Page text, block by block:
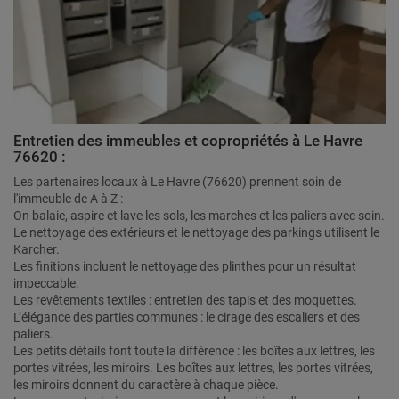
Entretien des immeubles et copropriétés à Le Havre
76620 :
Les partenaires locaux à Le Havre (76620) prennent soin de
l'immeuble de A à Z :
On balaie, aspire et lave les sols, les marches et les paliers avec soin.
Le nettoyage des extérieurs et le nettoyage des parkings utilisent le
Karcher.
Les finitions incluent le nettoyage des plinthes pour un résultat
impeccable.
Les revêtements textiles : entretien des tapis et des moquettes.
L’élégance des parties communes : le cirage des escaliers et des
paliers.
Les petits détails font toute la différence : les boîtes aux lettres, les
portes vitrées, les miroirs. Les boîtes aux lettres, les portes vitrées,
les miroirs donnent du caractère à chaque pièce.